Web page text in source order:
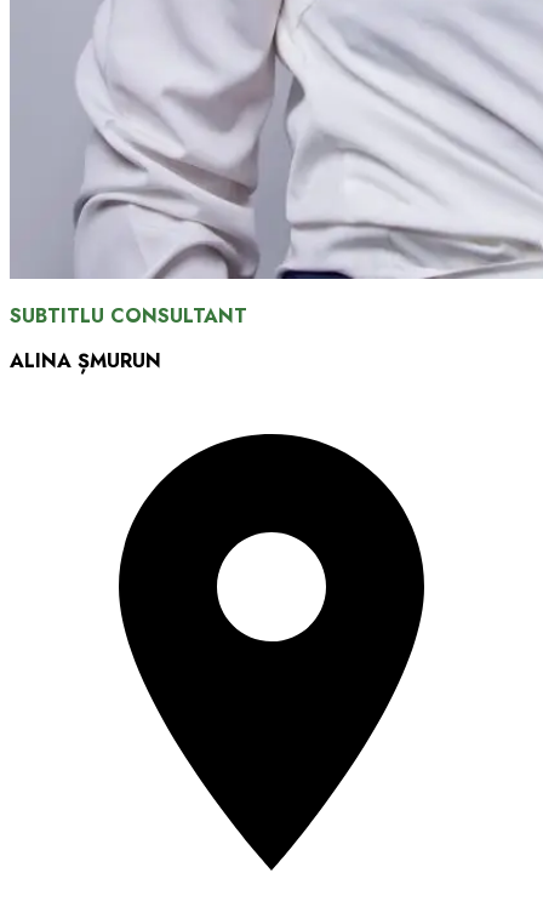
SUBTITLU CONSULTANT
ALINA ȘMURUN